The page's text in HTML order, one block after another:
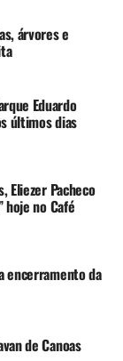
árvores e
Eduardo
últimos dias
Eliezer Pacheco
hoje no Café
encerramento da
de Canoas